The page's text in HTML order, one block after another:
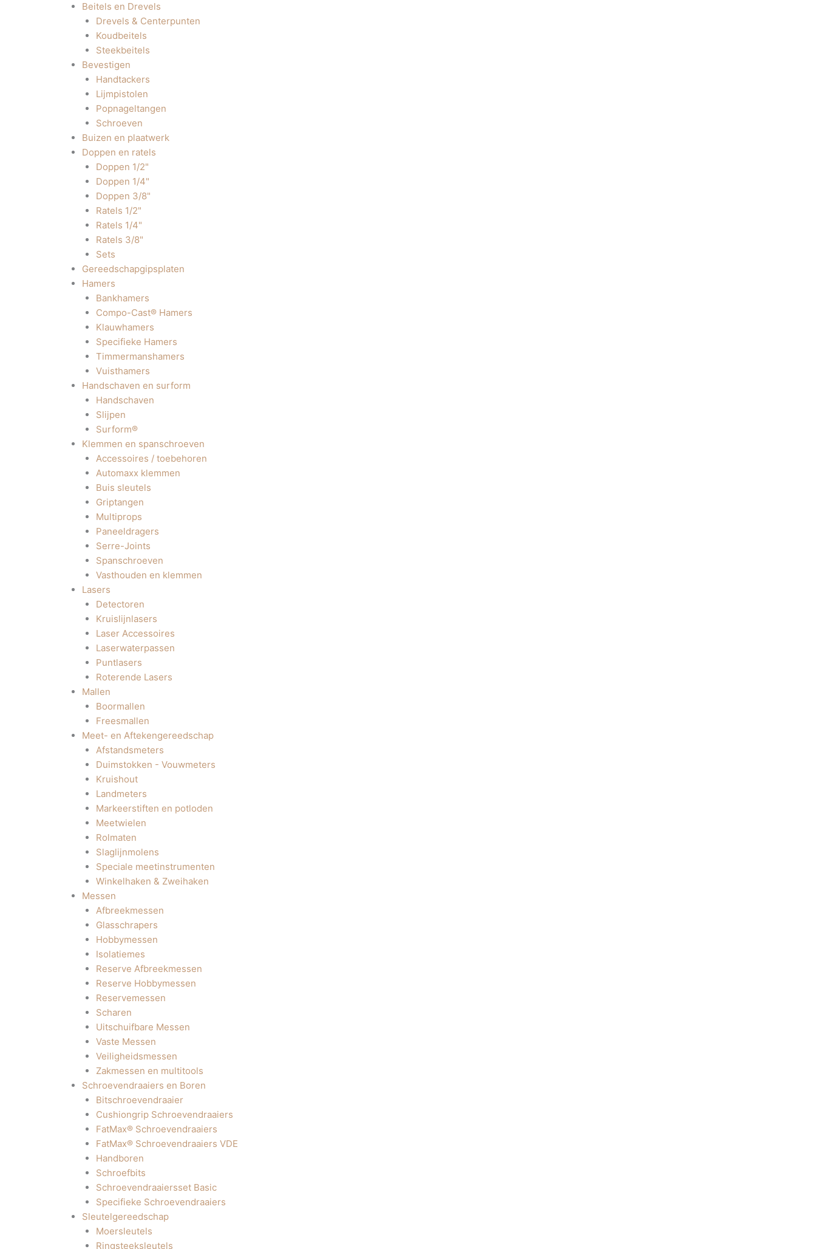
Beitels en Drevels
Drevels & Centerpunten
Koudbeitels
Steekbeitels
Bevestigen
Handtackers
Lijmpistolen
Popnageltangen
Schroeven
Buizen en plaatwerk
Doppen en ratels
Doppen 1/2"
Doppen 1/4"
Doppen 3/8"
Ratels 1/2"
Ratels 1/4"
Ratels 3/8"
Sets
Gereedschapgipsplaten
Hamers
Bankhamers
Compo-Cast® Hamers
Klauwhamers
Specifieke Hamers
Timmermanshamers
Vuisthamers
Handschaven en surform
Handschaven
Slijpen
Surform®
Klemmen en spanschroeven
Accessoires / toebehoren
Automaxx klemmen
Buis sleutels
Griptangen
Multiprops
Paneeldragers
Serre-Joints
Spanschroeven
Vasthouden en klemmen
Lasers
Detectoren
Kruislijnlasers
Laser Accessoires
Laserwaterpassen
Puntlasers
Roterende Lasers
Mallen
Boormallen
Freesmallen
Meet- en Aftekengereedschap
Afstandsmeters
Duimstokken - Vouwmeters
Kruishout
Landmeters
Markeerstiften en potloden
Meetwielen
Rolmaten
Slaglijnmolens
Speciale meetinstrumenten
Winkelhaken & Zweihaken
Messen
Afbreekmessen
Glasschrapers
Hobbymessen
Isolatiemes
Reserve Afbreekmessen
Reserve Hobbymessen
Reservemessen
Scharen
Uitschuifbare Messen
Vaste Messen
Veiligheidsmessen
Zakmessen en multitools
Schroevendraaiers en Boren
Bitschroevendraaier
Cushiongrip Schroevendraaiers
FatMax® Schroevendraaiers
FatMax® Schroevendraaiers VDE
Handboren
Schroefbits
Schroevendraaiersset Basic
Specifieke Schroevendraaiers
Sleutelgereedschap
Moersleutels
Ringsteeksleutels